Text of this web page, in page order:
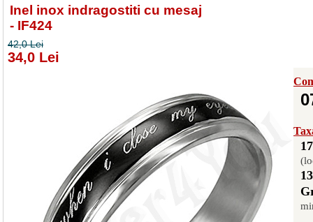
Inel inox indragostiti cu mesaj
- IF424
42,0 Lei
34,0 Lei